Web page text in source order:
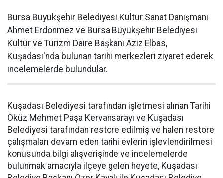
Bursa Büyükşehir Belediyesi Kültür Sanat Danışmanı
Ahmet Erdönmez ve Bursa Büyükşehir Belediyesi
Kültür ve Turizm Daire Başkanı Aziz Elbas,
Kuşadası'nda bulunan tarihi merkezleri ziyaret ederek
incelemelerde bulundular.
Kuşadası Belediyesi tarafından işletmesi alınan Tarihi
Öküz Mehmet Paşa Kervansarayı ve Kuşadası
Belediyesi tarafından restore edilmiş ve halen restore
çalışmaları devam eden tarihi evlerin işlevlendirilmesi
konusunda bilgi alışverişinde ve incelemelerde
bulunmak amacıyla ilçeye gelen heyete, Kuşadası